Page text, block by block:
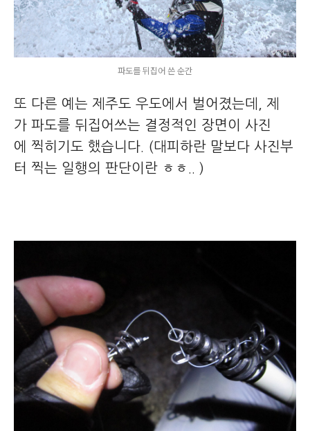
파도를 뒤집어 쓴 순간
또 다른 예는 제주도 우도에서 벌어졌는데, 제
가 파도를 뒤집어쓰는 결정적인 장면이 사진
에 찍히기도 했습니다. (대피하란 말보다 사진부
터 찍는 일행의 판단이란 ㅎㅎ.. )